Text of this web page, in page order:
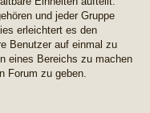
und jeder Gruppe
erleichtert es den
Benutzer auf einmal zu
eines Bereichs zu machen
Forum zu geben.